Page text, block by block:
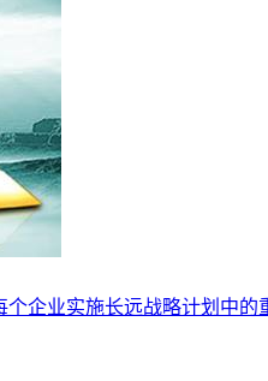
企业实施长远战略计划中